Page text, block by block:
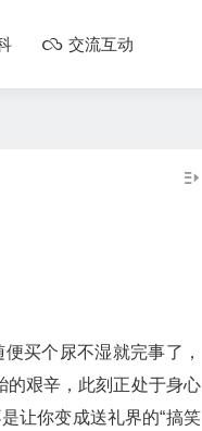
交流互动
买个尿不湿就完事了，
的艰辛，此刻正处于身心
让你变成送礼界的“搞笑